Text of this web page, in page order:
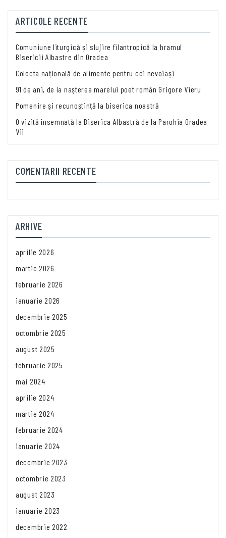
ARTICOLE RECENTE
Comuniune liturgică și slujire filantropică la hramul
Bisericii Albastre din Oradea
Colecta națională de alimente pentru cei nevoiași
91 de ani, de la nașterea marelui poet român Grigore Vieru
Pomenire și recunoștință la biserica noastră
O vizită însemnată la Biserica Albastră de la Parohia Oradea
Vii
COMENTARII RECENTE
ARHIVE
aprilie 2026
martie 2026
februarie 2026
ianuarie 2026
decembrie 2025
octombrie 2025
august 2025
februarie 2025
mai 2024
aprilie 2024
martie 2024
februarie 2024
ianuarie 2024
decembrie 2023
octombrie 2023
august 2023
ianuarie 2023
decembrie 2022